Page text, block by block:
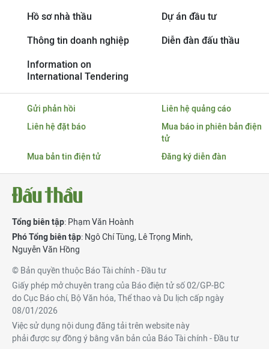
Hồ sơ nhà thầu Dự án đầu tư
Thông tin doanh nghiệp Diễn đàn đấu thầu
Information on
International Tendering
Gửi phản hồi
Liên hệ quảng cáo
Liên hệ đặt báo
Mua báo in phiên bản điện
tử
Mua bản tin điện tử
Đăng ký diễn đàn
Tổng biên tập: Phạm Văn Hoành
Phó Tổng biên tập: Ngô Chí Tùng, Lê Trọng Minh,
Nguyễn Văn Hồng
© Bản quyền thuộc Báo Tài chính - Đầu tư
Giấy phép mở chuyên trang của Báo điện tử số 02/GP-BC
do Cục Báo chí, Bộ Văn hóa, Thể thao và Du lịch cấp ngày
08/01/2026
Việc sử dụng nội dung đăng tải trên website này
phải được sự đồng ý bằng văn bản của Báo Tài chính - Đầu tư